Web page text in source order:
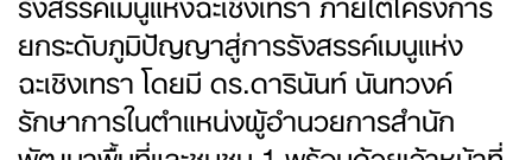
ยกระดับภูมิปัญญาสู่การรังสรรค์เมนูแห่ง
ฉะเชิงเทรา โดยมี ดร.ดารินันท์ นันทวงค์
รักษาการในตำแหน่งผู้อำนวยการสำนัก